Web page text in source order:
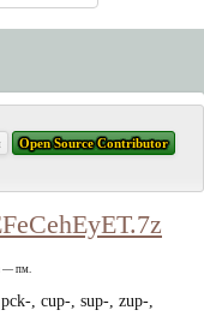
Open Source Contributor
— пм.
pck-, cup-, sup-, zup-,